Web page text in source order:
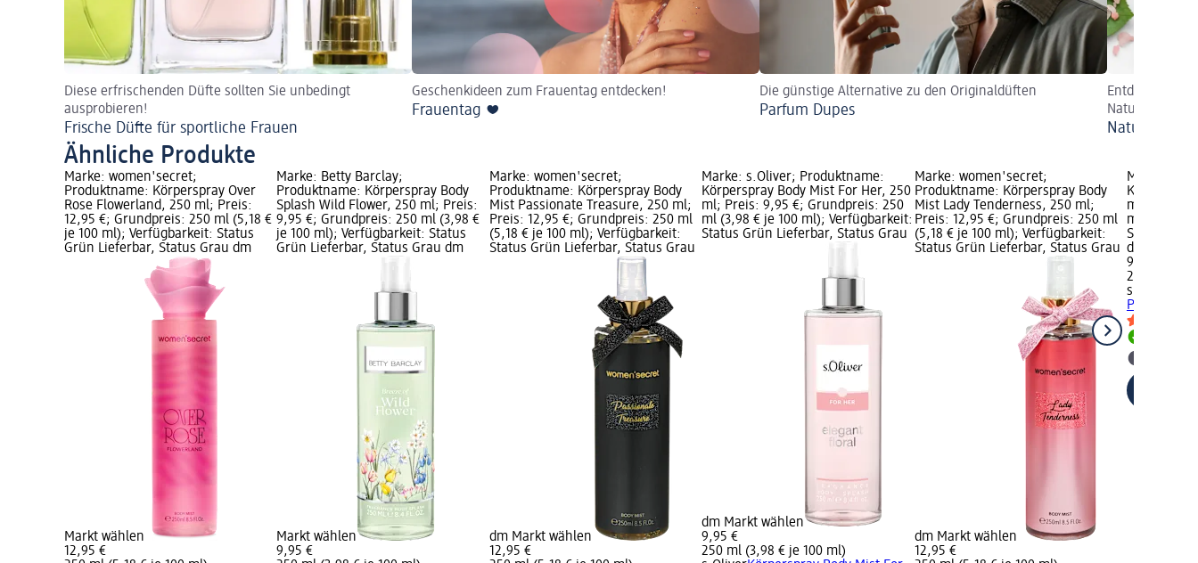
Diese erfrischenden Düfte sollten Sie unbedingt
ausprobieren!
Frische Düfte für sportliche Frauen
Geschenkideen zum Frauentag entdecken!
Frauentag ❤️
Die günstige Alternative zu den Originaldüften
Parfum Dupes
Entdecken Sie
Ähnliche Produkte
Marke: women'secret;
Produktname: Körperspray Over
Rose Flowerland, 250 ml; Preis:
12,95 €; Grundpreis: 250 ml (5,18 €
je 100 ml); Verfügbarkeit: Status
Grün Lieferbar, Status Grau dm
Markt wählen
12,95 €
Marke: Betty Barclay;
Produktname: Körperspray Body
Splash Wild Flower, 250 ml; Preis:
9,95 €; Grundpreis: 250 ml (3,98 €
je 100 ml); Verfügbarkeit: Status
Grün Lieferbar, Status Grau dm
Markt wählen
9,95 €
Marke: women'secret;
Produktname: Körperspray Body
Mist Passionate Treasure, 250 ml;
Preis: 12,95 €; Grundpreis: 250 ml
(5,18 € je 100 ml); Verfügbarkeit:
Status Grün Lieferbar, Status Grau
dm Markt wählen
12,95 €
Marke: s.Oliver; Produktname:
Körperspray Body Mist For Her, 250
ml; Preis: 9,95 €; Grundpreis: 250
ml (3,98 € je 100 ml); Verfügbarkeit:
Status Grün Lieferbar, Status Grau
dm Markt wählen
9,95 €
250 ml (3,98 € je 100 ml)
Marke: women'secret;
Produktname: Körperspray Body
Mist Lady Tenderness, 250 ml;
Preis: 12,95 €; Grundpreis: 250 ml
(5,18 € je 100 ml); Verfügbarkeit:
Status Grün Lieferbar, Status Grau
dm Markt wählen
12,95 €
Marke:
ml; Preis:
ml (3,98 €
Status
dm Markt
9,95 €
250 ml
s.Oliver
Pure, 250